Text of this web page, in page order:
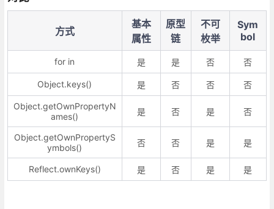
方式
基本
属性
原型
链
不可
枚举
Sym
bol
for in 是 是 否 否
Object.keys() 是 否 否 否
Object.getOwnPropertyN
ames()
是 否 是 否
Object.getOwnPropertyS
ymbols()
否 否 是 是
Reflect.ownKeys() 是 否 是 是